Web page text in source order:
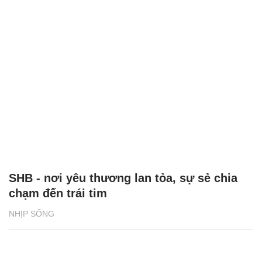
NHỊP SỐNG
SHB - nơi yêu thương lan tỏa, sự sẻ chia
chạm đến trái tim